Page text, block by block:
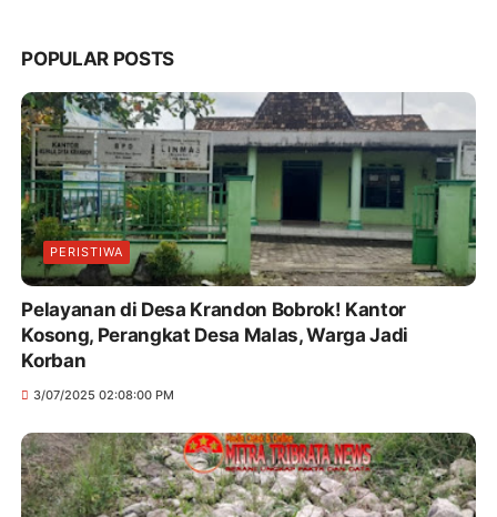
POPULAR POSTS
PERISTIWA
Pelayanan di Desa Krandon Bobrok! Kantor
Kosong, Perangkat Desa Malas, Warga Jadi
Korban
3/07/2025 02:08:00 PM